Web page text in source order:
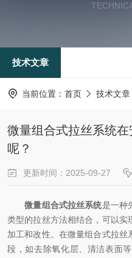
技术文章
当前位置： 首页 技术文章
微量组合式拉丝系统
呢？
更新时间：2025-09-27
微量组合式拉丝系统是一种
类型的拉丝方法相结合，可以实
加工和改性。在微量组合式拉丝
段，如去除氧化层、清洁表面